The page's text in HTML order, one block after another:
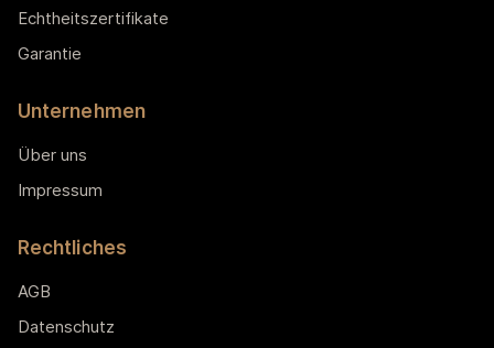
Echtheitszertifikate
Garantie
Unternehmen
Über uns
Impressum
Rechtliches
AGB
Datenschutz